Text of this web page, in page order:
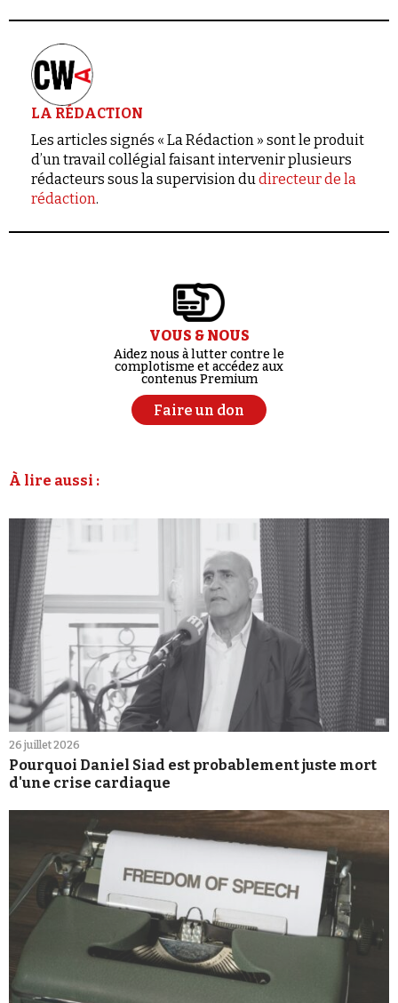
LA RÉDACTION
Les articles signés « La Rédaction » sont le produit
d’un travail collégial faisant intervenir plusieurs
rédacteurs sous la supervision du directeur de la
rédaction.
VOUS & NOUS
Aidez nous à lutter contre le
complotisme et accédez aux
contenus Premium
Faire un don
À lire aussi :
26 juillet 2026
Pourquoi Daniel Siad est probablement juste mort
d'une crise cardiaque